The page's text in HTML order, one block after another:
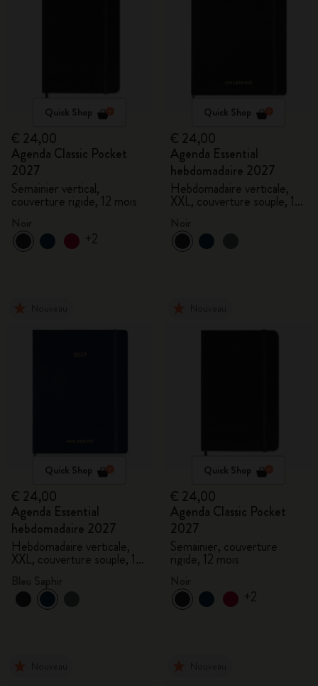
Quick Shop
€ 24,00
Agenda Classic Pocket
2027
Semainier vertical,
couverture rigide, 12 mois
+2
Quick Shop
€ 24,00
Agenda Essential
hebdomadaire 2027
Hebdomadaire verticale,
XXL, couverture souple, 15
mois
Quick Shop
€ 24,00
Agenda Essential
hebdomadaire 2027
Hebdomadaire verticale,
XXL, couverture souple, 15
mois
Quick Shop
€ 24,00
Agenda Classic Pocket
2027
Semainier, couverture
rigide, 12 mois
+2